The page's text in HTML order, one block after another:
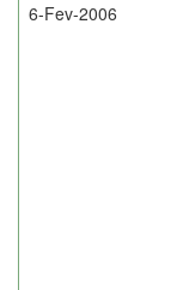
6-Fev-2006